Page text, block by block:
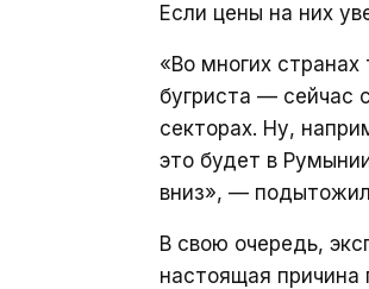
Если цены на них
«Во многих
бугриста — сейчас
секторах. Ну,
это будет в
вниз», —
В свою очередь,
настоящая